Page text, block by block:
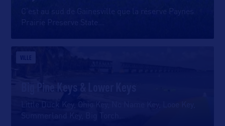
C’est au sud de Gainesville que la réserve Paynes
Prairie Preserve State
VILLE
Little Duck Key, Ohio Key, No Name Key, Looe Key,